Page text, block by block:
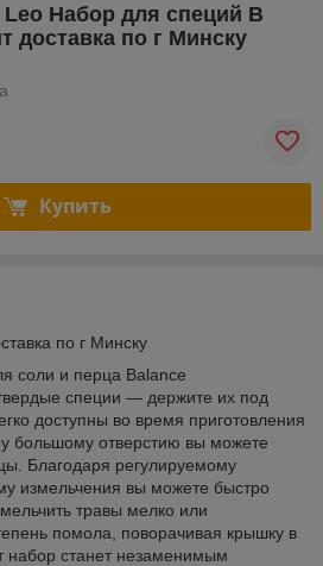
Leo Набор для специй В
доставка по г Минску
Купить
по г Минску
соли и перца Balance
специи — держите их под
доступны во время приготовления
большому отверстию вы можете
Благодаря регулируемому
измельчения вы можете быстро
травы мелко или
помола, поворачивая крышку в
станет незаменимым